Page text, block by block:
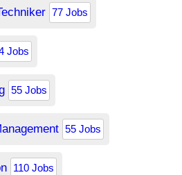
77 Jobs
Jobs
55 Jobs
55 Jobs
110 Jobs